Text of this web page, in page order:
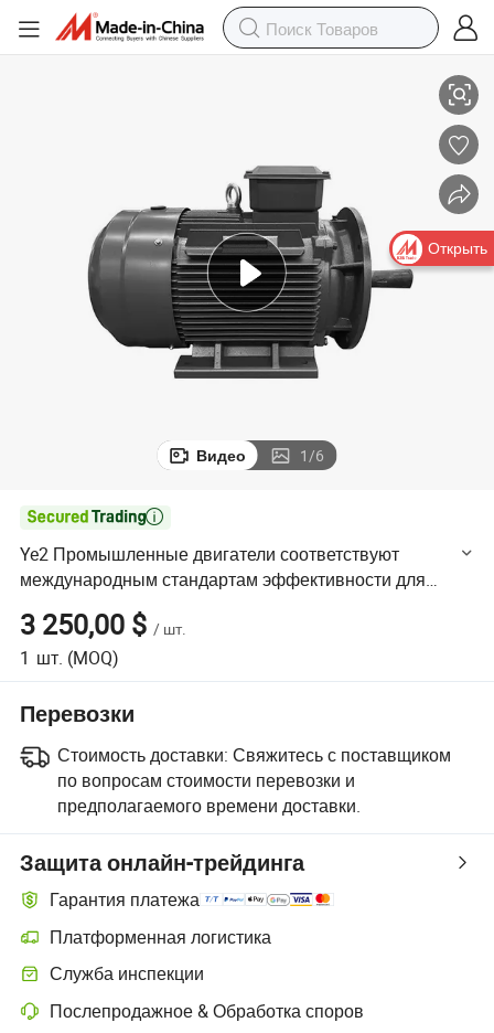
Видео 1/6

Ye2 Промышленные двигатели соответствуют
международным стандартам эффективности для
энергосберегающих приложений
3 250,00 $ / шт.
1 шт. (MOQ)
Перевозки
Стоимость доставки: Свяжитесь с поставщиком
по вопросам стоимости перевозки и
предполагаемого времени доставки.
Защита онлайн-трейдинга
Гарантия платежа
Платформенная логистика
Более удобное отслеживание отправлений благодаря
Служба инспекции
Дополнительная предпродажная инспекция для проверки
Послепродажное & Обработка споров
Разрешение споров с помощью платформы, включая возврат
Открыть